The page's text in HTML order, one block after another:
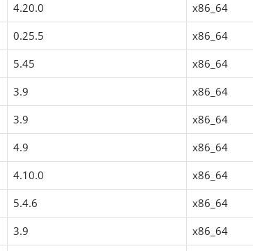
4.20.0
x86_64
0.25.5
x86_64
5.45
x86_64
3.9
x86_64
3.9
x86_64
4.9
x86_64
4.10.0
x86_64
5.4.6
x86_64
3.9
x86_64